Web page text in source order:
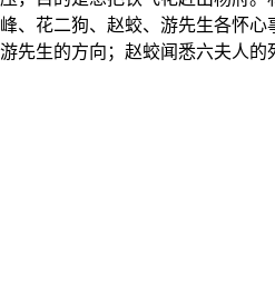
、花二狗、赵蛟、游先生各怀
先生的方向；赵蛟闻悉六夫人